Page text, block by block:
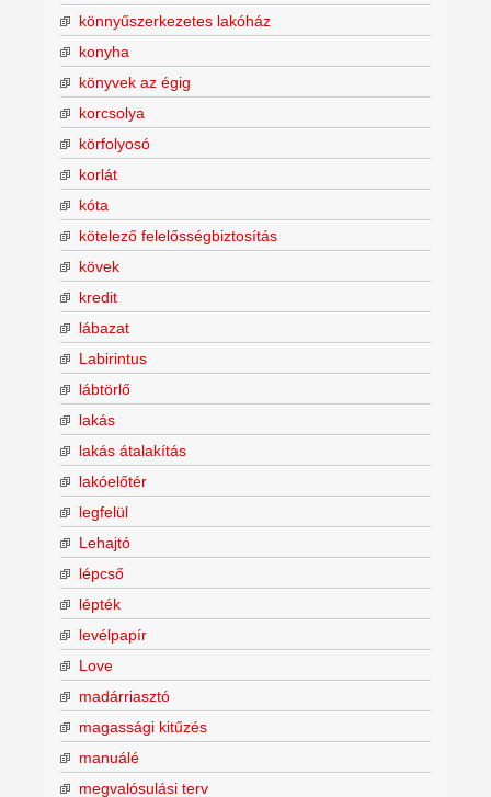
könnyűszerkezetes lakóház
konyha
könyvek az égig
korcsolya
körfolyosó
korlát
kóta
kötelező felelősségbiztosítás
kövek
kredit
lábazat
Labirintus
lábtörlő
lakás
lakás átalakítás
lakóelőtér
legfelül
Lehajtó
lépcső
lépték
levélpapír
Love
madárriasztó
magassági kitűzés
manuálé
megvalósulási terv